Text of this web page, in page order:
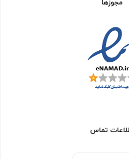
مجوزها
تماس